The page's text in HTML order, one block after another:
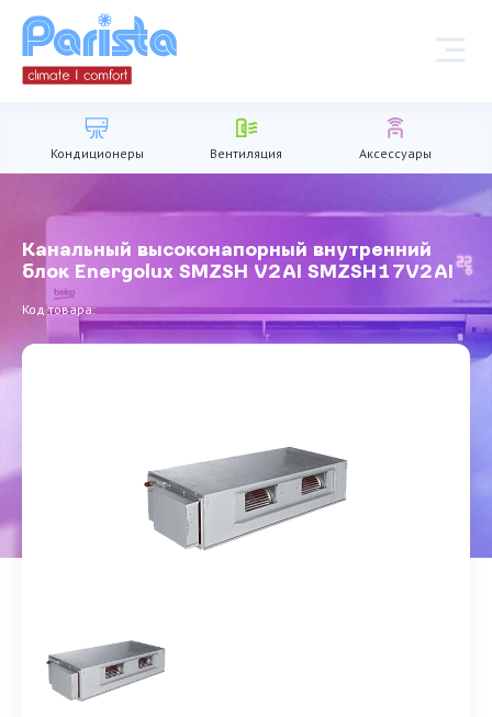
Кондиционеры Вентиляция Аксессуары
Канальный высоконапорный внутренний
блок Energolux SMZSH V2AI SMZSH17V2AI
Код товара: